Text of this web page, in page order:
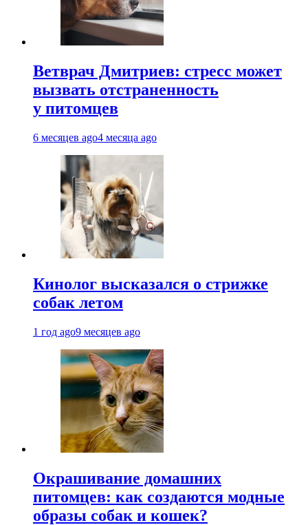
Ветврач Дмитриев: стресс может
вызвать отстраненность
у питомцев
6 месяцев ago4 месяца ago
Кинолог высказался о стрижке
собак летом
1 год ago9 месяцев ago
Окрашивание домашних
питомцев: как создаются модные
образы собак и кошек?